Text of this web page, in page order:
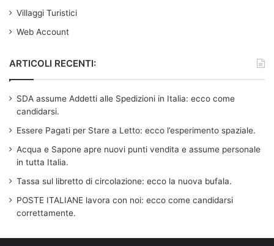
Villaggi Turistici
Web Account
ARTICOLI RECENTI:
SDA assume Addetti alle Spedizioni in Italia: ecco come
candidarsi.
Essere Pagati per Stare a Letto: ecco l’esperimento spaziale.
Acqua e Sapone apre nuovi punti vendita e assume personale
in tutta Italia.
Tassa sul libretto di circolazione: ecco la nuova bufala.
POSTE ITALIANE lavora con noi: ecco come candidarsi
correttamente.